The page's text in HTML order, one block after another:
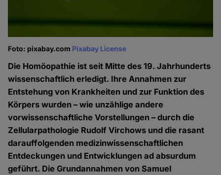
Foto: pixabay.com Pixabay License
Die Homöopathie ist seit Mitte des 19. Jahrhunderts
wissenschaftlich erledigt. Ihre Annahmen zur
Entstehung von Krankheiten und zur Funktion des
Körpers wurden – wie unzählige andere
vorwissenschaftliche Vorstellungen – durch die
Zellularpathologie Rudolf Virchows und die rasant
darauffolgenden medizinwissenschaftlichen
Entdeckungen und Entwicklungen ad absurdum
geführt. Die Grundannahmen von Samuel